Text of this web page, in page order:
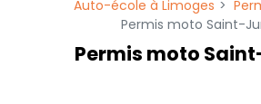
Auto-école à Limoges
Permis moto Saint-
Permis moto